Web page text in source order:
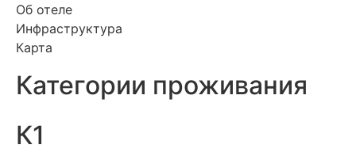
Об отеле
Инфраструктура
Карта
Категории проживания
К1